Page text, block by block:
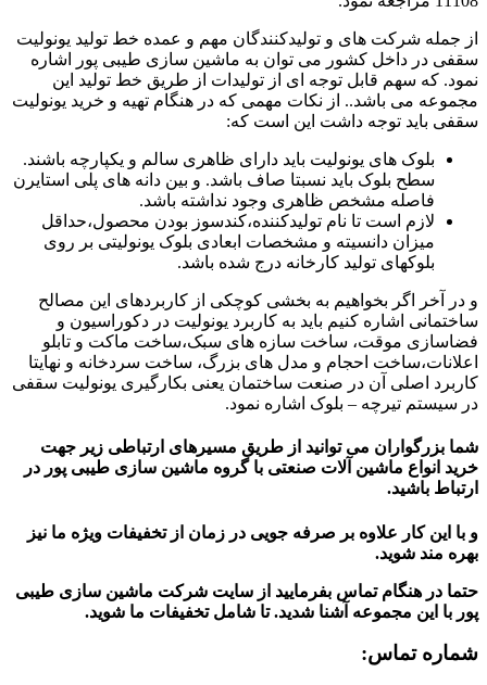
از جمله شرکت های و تولیدکنندگان مهم و عمده خط تولید یونولیت
سقفی در داخل کشور می توان به ماشین سازی طیبی پور اشاره
نمود. که سهم قابل توجه ای از تولیدات از طریق خط تولید این
مجموعه می باشد.. از نکات مهمی که در هنگام تهیه و خرید یونولیت
سقفی باید توجه داشت این است که:
بلوک های یونولیت باید دارای ظاهری سالم و یکپارچه باشند.
سطح بلوک باید نسبتا صاف باشد. و بین دانه های پلی استایرن
فاصله مشخص ظاهری وجود نداشته باشد.
لازم است تا نام تولیدکننده،کندسوز بودن محصول،حداقل
میزان دانسیته و مشخصات ابعادی بلوک یونولیتی بر روی
بلوکهای تولید کارخانه درج شده باشد.
و در آخر اگر بخواهیم به بخشی کوچکی از کاربردهای این مصالح
ساختمانی اشاره کنیم باید به کاربرد یونولیت در دکوراسیون و
فضاسازی موقت، ساخت سازه های سبک،ساخت ماکت و تابلو
اعلانات،ساخت احجام و مدل های بزرگ، ساخت سردخانه و نهایتا
کاربرد اصلی آن در صنعت ساختمان یعنی بکارگیری یونولیت سقفی
در سیستم تیرچه – بلوک اشاره نمود.
شما بزرگواران می توانید از طریق مسیرهای ارتباطی زیر جهت
خرید انواع ماشین آلات صنعتی با گروه ماشین سازی طیبی پور در
ارتباط باشید.
و با این کار علاوه بر صرفه جویی در زمان از تخفیفات ویژه ما نیز
بهره مند شوید.
حتما در هنگام تماس بفرمایید از سایت شرکت ماشین سازی طیبی
پور با این مجموعه آشنا شدید. تا شامل تخفیفات ما شوید.
شماره تماس: